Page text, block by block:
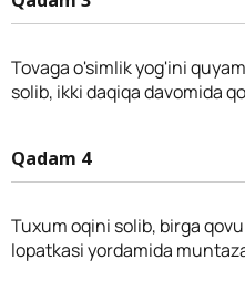
Tovaga o'simlik yog'ini
solib, ikki daqiqa davomida
Qadam 4
Tuxum oqini solib, birga
lopatkasi yordamida